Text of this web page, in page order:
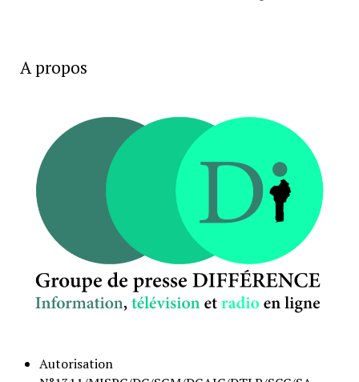
A propos
Autorisation